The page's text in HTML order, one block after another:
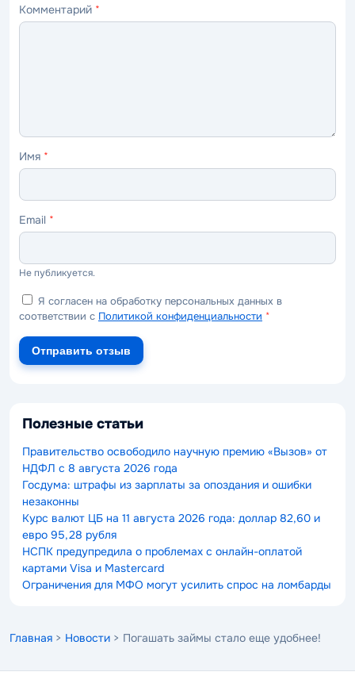
—
—
—
—
—
Комментарий *
Имя *
Email *
Не публикуется.
Я согласен на обработку персональных данных в
соответствии с Политикой конфиденциальности *
Отправить отзыв
Полезные статьи
Правительство освободило научную премию «Вызов» от
НДФЛ с 8 августа 2026 года
Госдума: штрафы из зарплаты за опоздания и ошибки
незаконны
Курс валют ЦБ на 11 августа 2026 года: доллар 82,60 и
евро 95,28 рубля
НСПК предупредила о проблемах с онлайн-оплатой
картами Visa и Mastercard
Ограничения для МФО могут усилить спрос на ломбарды
Главная > Новости > Погашать займы стало еще удобнее!